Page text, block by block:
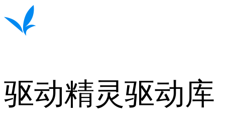
驱动精灵驱动库